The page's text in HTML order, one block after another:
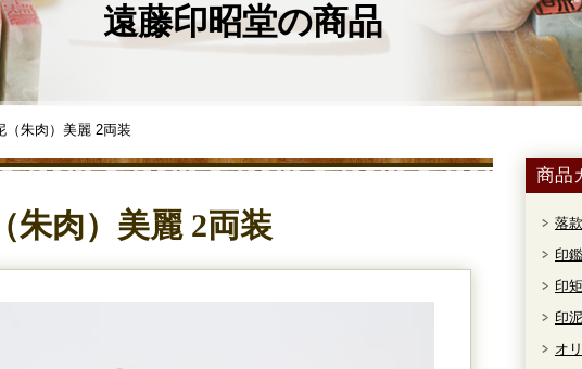
遠藤印昭堂の商品
朱肉）美麗 2両装
朱肉）美麗 2両装
商品
落款
印
印矩
印泥
オ